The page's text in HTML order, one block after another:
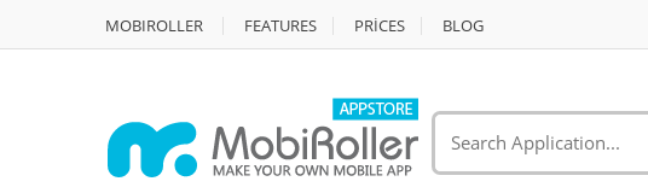
MOBIROLLER FEATURES PRİCES BLOG